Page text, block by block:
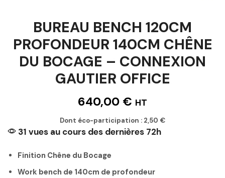
BUREAU BENCH 120CM
PROFONDEUR 140CM CHÊNE
DU BOCAGE – CONNEXION
GAUTIER OFFICE
640,00 € HT
Dont éco-participation : 2,50 €
31 vues au cours des dernières 72h
Finition Chêne du Bocage
Work bench de 140cm de profondeur